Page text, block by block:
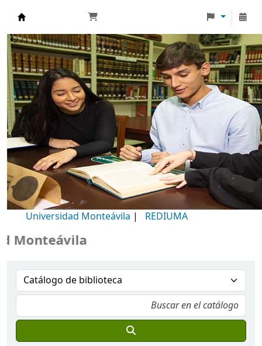
Biblioteca Universidad Monteávila
Universidad Monteávila | REDIUMA